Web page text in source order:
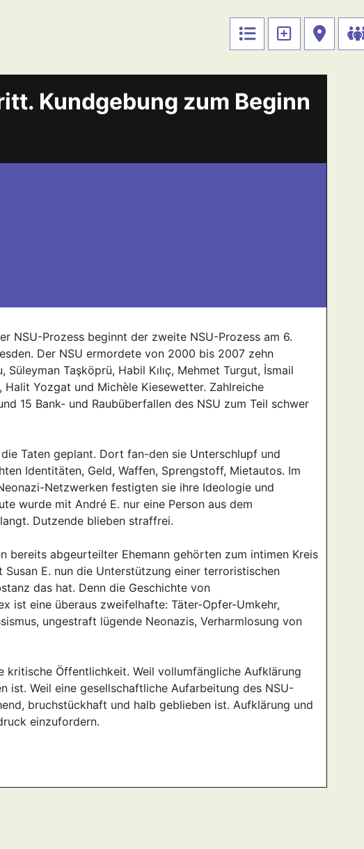
Kundgebung zum Beginn
NSU-Prozess beginnt der zweite NSU-Prozess am 6.
Der NSU ermordete von 2000 bis 2007 zehn
Taşköprü, Habil Kılıç, Mehmet Turgut, İsmail
Halit Yozgat und Michèle Kiesewetter. Zahlreiche
15 Bank- und Raubüberfallen des NSU zum Teil schwer
Taten geplant. Dort fan-den sie Unterschlupf und
Identitäten, Geld, Waffen, Sprengstoff, Mietautos. Im
Netzwerken festigten sie ihre Ideologie und
wurde mit André E. nur eine Person aus dem
Dutzende blieben straffrei.
bereits abgeurteilter Ehemann gehörten zum intimen Kreis
E. nun die Unterstützung einer terroristischen
das hat. Denn die Geschichte von
ist eine überaus zweifelhafte: Täter-Opfer-Umkehr,
ungestraft lügende Neonazis, Verharmlosung von
kritische Öffentlichkeit. Weil vollumfängliche Aufklärung
ist. Weil eine gesellschaftliche Aufarbeitung des NSU-
bruchstückhaft und halb geblieben ist. Aufklärung und
einzufordern.